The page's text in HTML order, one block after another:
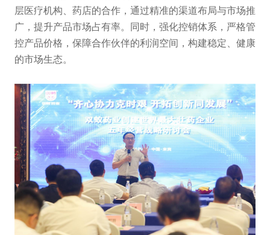
层医疗机构、药店的合作，通过精准的渠道布局与市场推
广，提升产品市场占有率。同时，强化控销体系，严格管
控产品价格，保障合作伙伴的利润空间，构建稳定、健康
的市场生态。